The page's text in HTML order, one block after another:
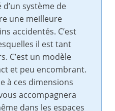
système de
une meilleure
accidentés. C’est
il est tant
C’est un modèle
et peu encombrant.
à ces dimensions
accompagnera
dans les espaces